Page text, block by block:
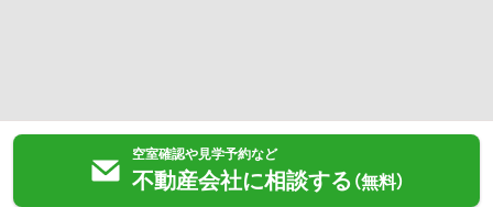
空室確認や見学予約など
不動産会社に相談する （無料）